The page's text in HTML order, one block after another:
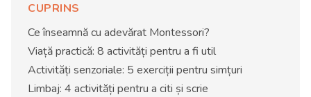
CUPRINS
Ce înseamnă cu adevărat Montessori?
Viață practică: 8 activități pentru a fi util
Activități senzoriale: 5 exerciții pentru simțuri
Limbaj: 4 activități pentru a citi și scrie